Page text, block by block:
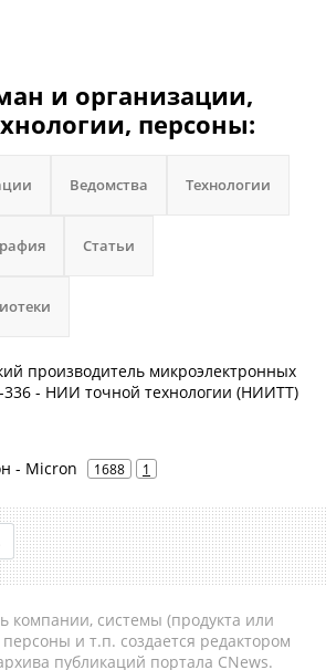
и организации,
персоны:
Ведомства Технологии
Статьи
производитель микроэлектронных
- НИИ точной технологии (НИИТТ)
- Micron 1688 1
компании, системы (продукта или
персоны и т.п. создается редактором
публикаций портала CNews.